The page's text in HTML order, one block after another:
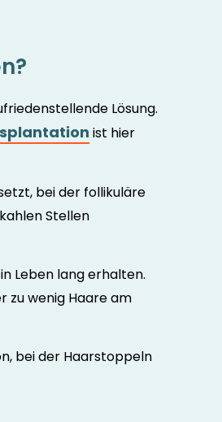
Lösung.
ist hier
bei der follikuläre
Stellen
Leben lang erhalten.
zu wenig Haare am
bei der Haarstoppeln